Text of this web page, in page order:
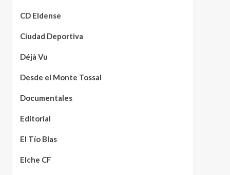
CD Eldense
Ciudad Deportiva
Déjà Vu
Desde el Monte Tossal
Documentales
Editorial
El Tío Blas
Elche CF